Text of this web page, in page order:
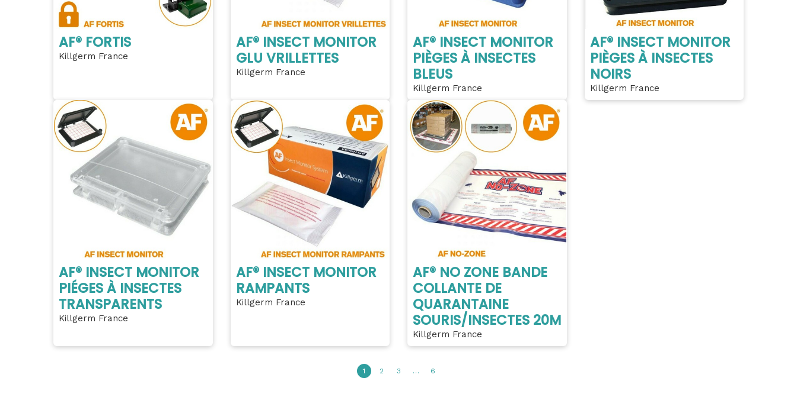
AF® FORTIS
Killgerm France
AF® INSECT MONITOR
GLU VRILLETTES
Killgerm France
AF® INSECT MONITOR
PIÈGES À INSECTES
BLEUS
Killgerm France
AF® INSECT MONITOR
PIÈGES À INSECTES
NOIRS
Killgerm France
AF® INSECT MONITOR
PIÉGES À INSECTES
TRANSPARENTS
Killgerm France
AF® INSECT MONITOR
RAMPANTS
Killgerm France
AF® NO ZONE BANDE
COLLANTE DE
QUARANTAINE
SOURIS/INSECTES 20M
Killgerm France
1 2 3 … 6